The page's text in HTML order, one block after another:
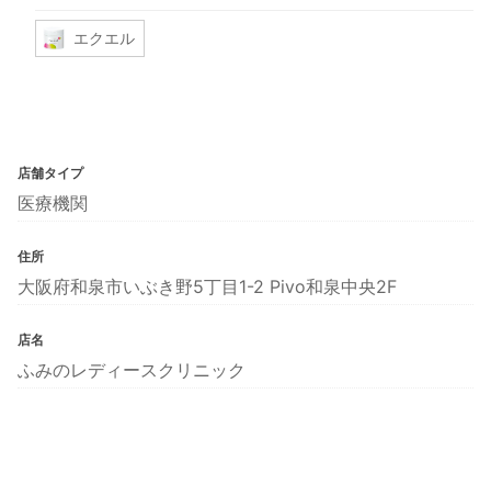
エクエル
店舗タイプ
医療機関
住所
大阪府和泉市いぶき野5丁目1-2 Pivo和泉中央2F
店名
ふみのレディースクリニック